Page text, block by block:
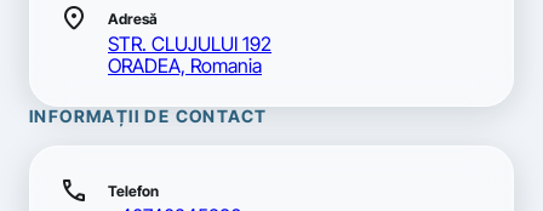
location_on Adresă
STR. CLUJULUI 192
ORADEA, Romania
INFORMAȚII DE CONTACT
call Telefon